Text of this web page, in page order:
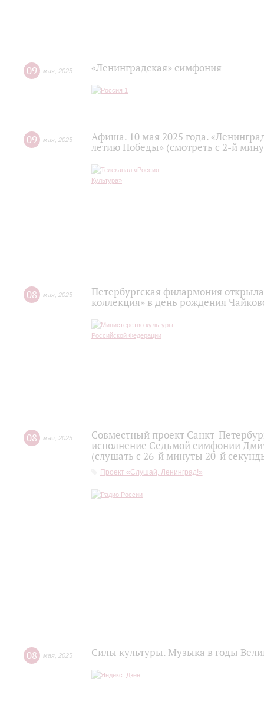
09 мая 2025 «Ленинградская» симфония
09 мая 2025
Афиша. 10 мая 2025 года.
летию Победы» (смотреть с 2-й
08 мая 2025
Петербургская филармония
коллекция» в день рождения
08 мая 2025
Совместный проект Санкт-
исполнение Седьмой симфонии
(слушать с 26-й минуты 20-й
Проект «Слушай, Ленинград!»
08 мая 2025 Силы культуры. Музыка в годы